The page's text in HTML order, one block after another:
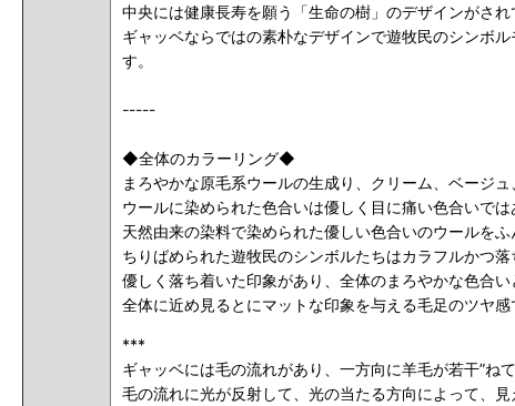
中央には健康長寿を願う「生命の樹」のデザインがされ
ギャッベならではの素朴なデザインで遊牧民のシンボ
す。
-----
◆全体のカラーリング◆
まろやかな原毛系ウールの生成り、クリーム、ベージ
ウールに染められた色合いは優しく目に痛い色合いでは
天然由来の染料で染められた優しい色合いのウールを
ちりばめられた遊牧民のシンボルたちはカラフルかつ
優しく落ち着いた印象があり、全体のまろやかな色合
全体に近め見るとにマットな印象を与える毛足のツヤ感
***
ギャッベには毛の流れがあり、一方向に羊毛が若干”ね
毛の流れに光が反射して、光の当たる方向によって、見